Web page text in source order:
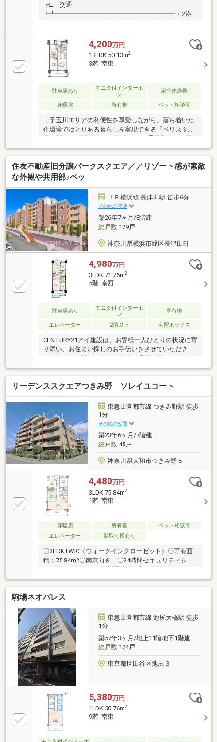
┏□ 交通
┗┻━━━━━━━━━━━━━━━━━━━・2路
線利用可能 東急大井町線・田園都市線「二子玉川」
駅 徒歩25分┏□ 物件の特徴
┗┻━━━━━━━━━━━━━━━━━━━・新規
リノベーション住戸（2026年8月上旬完成予定）・オ
ートロック・宅配ＢＯＸ有・ペット飼育可能（細則に
よる制限有）・道路からエントランスにはスロープ設
置・間取りタイプ：3LDKにつき幅広い用途にご利用い
ただけます・二重床、二重天井採用・窓サッシにペア
ガラスを採用・24時間ゴミ捨て可能です
4,200万円
1SLDK 50.13m2
3階 南東
駐車場あり
モニタ付インターホ
ン
浴室乾燥機
床暖房 所有権 ペット相談可
二子玉川エリアの利便性を享受しながら、落ち着いた
住環境でゆとりある暮らしを実現できる「ベリスタ二
子玉川」。3階部分につき陽当たり・通風良好で、開
放感のある住空間が魅力です。室内は丁寧にお使いい
ただいていたため、良好なコンディションを維持して
おります。
住友不動産旧分譲パークスクエア／／リゾート感が素敵
な外観や共用部♪ペッ
ＪＲ横浜線 長津田駅 徒歩6分
その他の交通
築26年7ヶ月/8階建
総戸数129戸
神奈川県横浜市緑区長津田町
4,980万円
3LDK 71.76m2
5階 南西
駐車場あり
モニタ付インターホ
ン
所有権
エレベーター 2階以上 宅配ボックス
CENTURY21アイ建設は、お客様一人ひとりの状況に寄
り添い、お住まい探しのお手伝いをさせていただきま
す。住まいに対して求める条件は千差万別。知りたい
情報や不安な気持ちも人それぞれ。だからこそマニュ
アルではなく、お客様にあわせたオーダーメイドのサ
ポートを。物件探しからその先の新生活も、良き伴走
者として並走させていただきます。多少難しそうなご
条件でも、まずはご相談ください。グループ創業38年
の経験とノウハウ・情報量で、きっとお客様のご期待
にお応えします。いちばん話しやすいいちばん分かり
やすいいちばんワクワクする不動産ネットワークへ
CENTURY21アイ建設
リーデンススクエアつきみ野 ソレイユコート
東急田園都市線 つきみ野駅 徒歩
1分
その他の交通
築23年6ヶ月/7階建
総戸数45戸
神奈川県大和市つきみ野５
4,480万円
3LDK 75.84m2
1階 南東
床暖房 所有権
ペット相談可
エレベーター
間取り図有り
〇3LDK+WIC（ウォークインクローゼット）〇専有面
積：75.84m2〇南東向き 〇24時間セキュリティシス
テム〇オートロック〇玄関以外の床の段差をなくすフ
ルフラットフロアを採用〇床暖房（LD部）〇浴室乾燥
機〇二重床を採用〇24時間換気システム〇開口部が大
きく横にも広いため日当たり、通風良好〇アルコーブ
にトランクルームあり●〇お問い合わせ先〇●野村の仲
介プラス 町田営業部TEL：0120-936-543担当：小
名 渓太メール：k-ona@nomura-re.co.jp
駒場ネオパレス
東急田園都市線 池尻大橋駅 徒歩
1分
築57年3ヶ月/地上11階地下1階建
総戸数124戸
東京都世田谷区池尻３
5,380万円
1LDK 50.76m2
9階 南東